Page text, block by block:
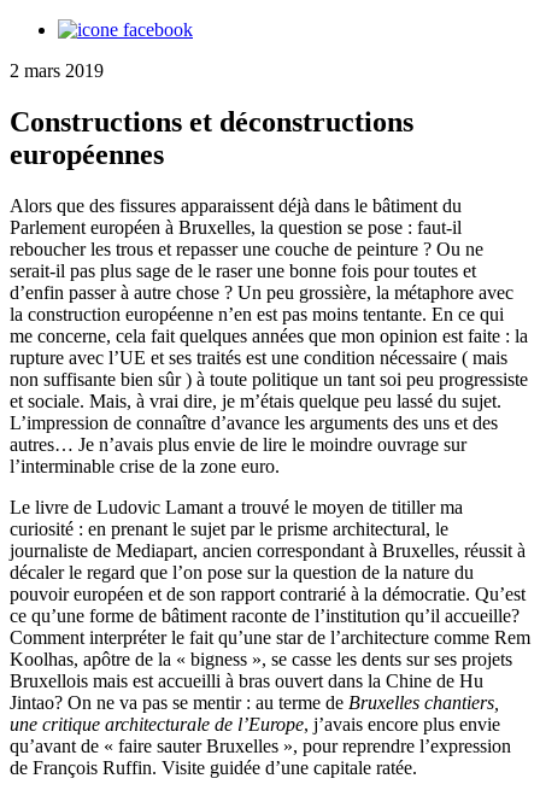
2 mars 2019
Constructions et déconstructions
européennes
Alors que des fissures apparaissent déjà dans le bâtiment du
Parlement européen à Bruxelles, la question se pose : faut-il
reboucher les trous et repasser une couche de peinture ? Ou ne
serait-il pas plus sage de le raser une bonne fois pour toutes et
d’enfin passer à autre chose ? Un peu grossière, la métaphore avec
la construction européenne n’en est pas moins tentante. En ce qui
me concerne, cela fait quelques années que mon opinion est faite : la
rupture avec l’UE et ses traités est une condition nécessaire ( mais
non suffisante bien sûr ) à toute politique un tant soi peu progressiste
et sociale. Mais, à vrai dire, je m’étais quelque peu lassé du sujet.
L’impression de connaître d’avance les arguments des uns et des
autres… Je n’avais plus envie de lire le moindre ouvrage sur
l’interminable crise de la zone euro.
Le livre de Ludovic Lamant a trouvé le moyen de titiller ma
curiosité : en prenant le sujet par le prisme architectural, le
journaliste de Mediapart, ancien correspondant à Bruxelles, réussit à
décaler le regard que l’on pose sur la question de la nature du
pouvoir européen et de son rapport contrarié à la démocratie. Qu’est
ce qu’une forme de bâtiment raconte de l’institution qu’il accueille?
Comment interpréter le fait qu’une star de l’architecture comme Rem
Koolhas, apôtre de la « bigness », se casse les dents sur ses projets
Bruxellois mais est accueilli à bras ouvert dans la Chine de Hu
Jintao? On ne va pas se mentir : au terme de Bruxelles chantiers,
une critique architecturale de l’Europe, j’avais encore plus envie
qu’avant de « faire sauter Bruxelles », pour reprendre l’expression
de François Ruffin. Visite guidée d’une capitale ratée.